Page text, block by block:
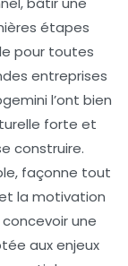
étapes
pour toutes
entreprises
l’ont bien
forte et
construire.
façonne tout
la motivation
une
aux enjeux